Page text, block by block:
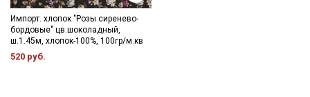
Импорт. хлопок "Розы сиренево-
бордовые" цв.шоколадный,
ш.1.45м, хлопок-100%, 100гр/м.кв
520 руб.
Подписаться
Ознакомлен(а) сПолитикой обработки персональных
данных
данных